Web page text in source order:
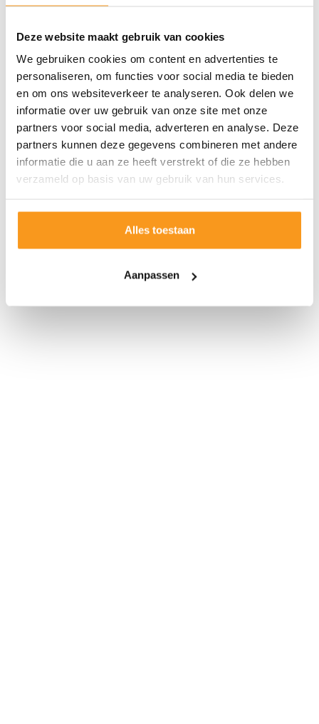
Deze website maakt gebruik van cookies
We gebruiken cookies om content en advertenties te
personaliseren, om functies voor social media te bieden
en om ons websiteverkeer te analyseren. Ook delen we
informatie over uw gebruik van onze site met onze
partners voor social media, adverteren en analyse. Deze
partners kunnen deze gegevens combineren met andere
informatie die u aan ze heeft verstrekt of die ze hebben
verzameld op basis van uw gebruik van hun services.
Alles toestaan
Aanpassen